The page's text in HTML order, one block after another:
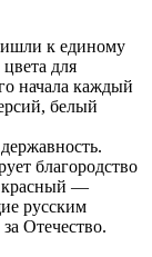
к единому
для
начала каждый
белый
благородство
красный —
русским
Отечество.